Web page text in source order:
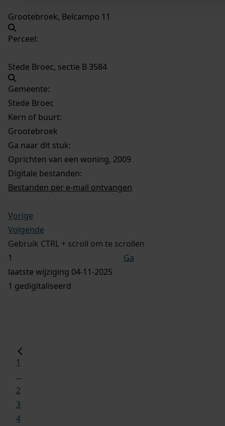
Grootebroek, Belcampo 11
Perceel:
Stede Broec, sectie B 3584
Gemeente:
Stede Broec
Kern of buurt:
Grootebroek
Ga naar dit stuk:
Oprichten van een woning, 2009
Digitale bestanden:
Bestanden per e-mail ontvangen
Vorige
Volgende
Gebruik CTRL + scroll om te scrollen
Ga
laatste wijziging 04-11-2025
1 gedigitaliseerd
1
...
2
3
4